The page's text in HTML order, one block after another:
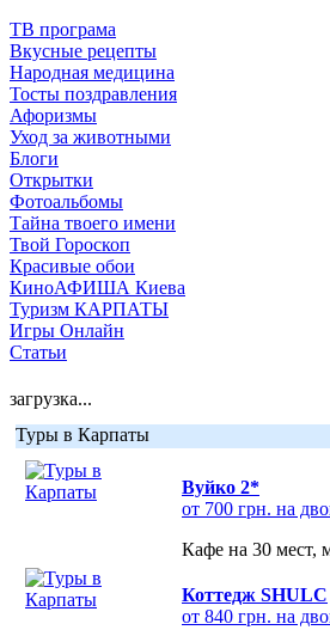
ТВ програма
Вкусные рецепты
Народная медицина
Тосты поздравления
Афоризмы
Уход за животными
Блоги
Открытки
Фотоальбомы
Тайна твоего имени
Твой Гороскоп
Красивые обои
КиноАФИША Киева
Туризм КАРПАТЫ
Игры Онлайн
Статьи
загрузка...
Туры в Карпаты
Вуйко 2*
от 700 грн. на
Кафе на 30 мест,
Коттедж SHULC
от 840 грн. на